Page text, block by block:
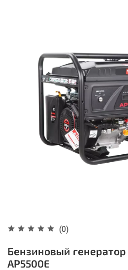
(0)
Бензиновый
AР5500E